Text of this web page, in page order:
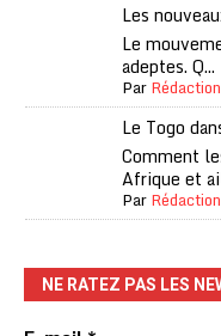
Les
Le
adeptes. Q...
Par
Le Togo
Comment
Afrique et
Par
NE RATEZ PAS LES